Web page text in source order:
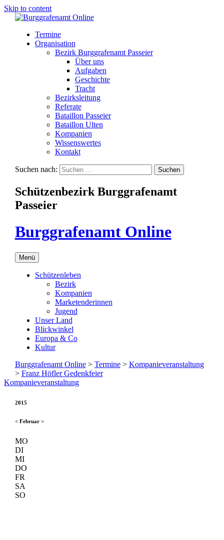
Skip to content
Termine
Organisation
Bezirk Burggrafenamt Passeier
Über uns
Aufgaben
Geschichte
Tracht
Bezirksleitung
Referate
Bataillon Passeier
Bataillon Ulten
Kompanien
Wissenswertes
Kontakt
Suchen nach:
Schützenbezirk Burggrafenamt
Passeier
Burggrafenamt Online
Menü
Schützenleben
Bezirk
Kompanien
Marketenderinnen
Jugend
Unser Land
Blickwinkel
Europa & Co
Kultur
Burggrafenamt Online> Termine> Kompanieveranstaltung
> Franz Höfler Gedenkfeier
Kompanieveranstaltung
2015
< Februar >
MO
DI
MI
DO
FR
SA
SO